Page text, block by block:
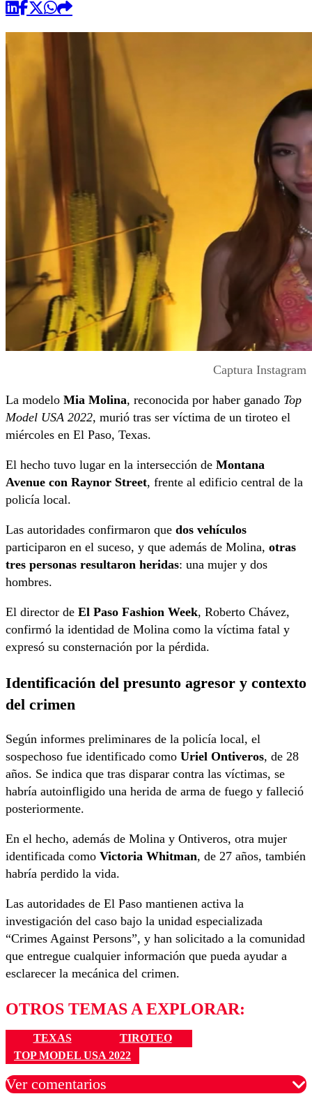
Captura Instagram
La modelo Mia Molina, reconocida por haber ganado Top
Model USA 2022, murió tras ser víctima de un tiroteo el
miércoles en El Paso, Texas.
El hecho tuvo lugar en la intersección de Montana
Avenue con Raynor Street, frente al edificio central de la
policía local.
Las autoridades confirmaron que dos vehículos
participaron en el suceso, y que además de Molina, otras
tres personas resultaron heridas: una mujer y dos
hombres.
El director de El Paso Fashion Week, Roberto Chávez,
confirmó la identidad de Molina como la víctima fatal y
expresó su consternación por la pérdida.
Identificación del presunto agresor y contexto
del crimen
Según informes preliminares de la policía local, el
sospechoso fue identificado como Uriel Ontiveros, de 28
años. Se indica que tras disparar contra las víctimas, se
habría autoinfligido una herida de arma de fuego y falleció
posteriormente.
En el hecho, además de Molina y Ontiveros, otra mujer
identificada como Victoria Whitman, de 27 años, también
habría perdido la vida.
Las autoridades de El Paso mantienen activa la
investigación del caso bajo la unidad especializada
“Crimes Against Persons”, y han solicitado a la comunidad
que entregue cualquier información que pueda ayudar a
esclarecer la mecánica del crimen.
OTROS TEMAS A EXPLORAR:
TEXAS
TIROTEO
TOP MODEL USA 2022
Ver comentarios